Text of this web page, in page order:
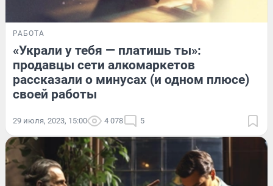
РАБОТА
«Украли у тебя — платишь ты»:
продавцы сети алкомаркетов
рассказали о минусах (и одном плюсе)
своей работы
29 июля, 2023, 15:00 4 078 5